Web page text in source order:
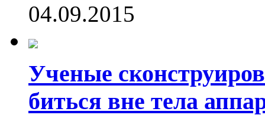
04.09.2015
Ученые
биться вне тела